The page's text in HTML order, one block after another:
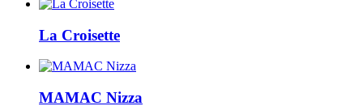
La Croisette
MAMAC Nizza